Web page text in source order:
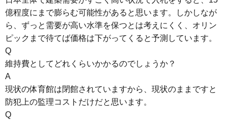
億程度にまで膨らむ可能性があると思います。しかしなが
ら、ずっと需要が高い水準を保つとは考えにくく、オリン
ピックまで待てば価格は下がってくると予測しています。
Q
維持費としてどれくらいかかるのでしょうか？
A
現状の体育館は閉館されていますから、現状のままですと
防犯上の監理コストだけだと思います。
Q